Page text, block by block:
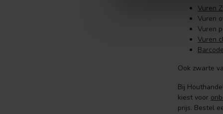
Vuren
Vuren
Vuren
Vuren
Ook zwarte
Bij
kiest voor
prijs. Bestel